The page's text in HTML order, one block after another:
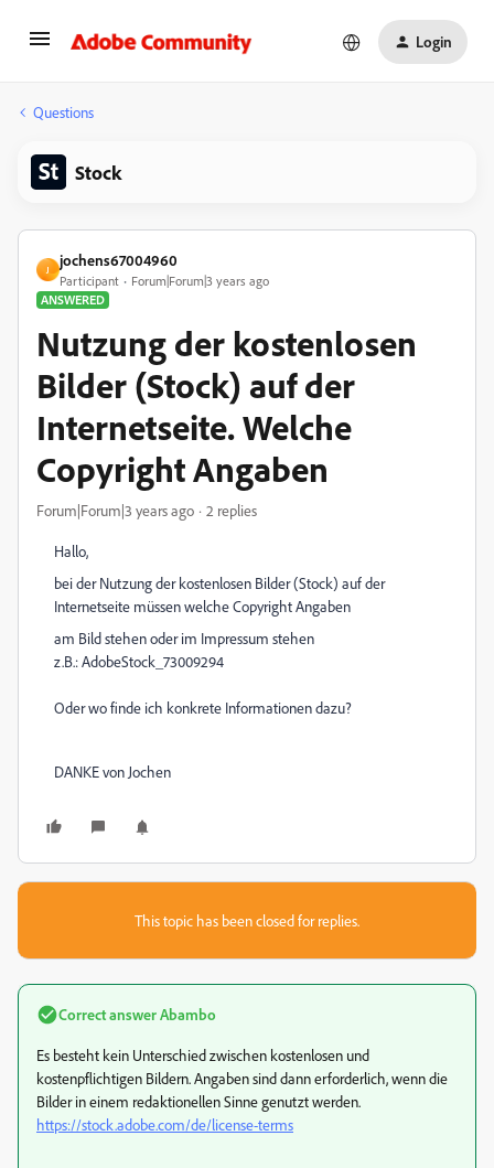
Login
Questions
Stock
J
jochens67004960
Participant
Forum|Forum|3 years ago
ANSWERED
Nutzung der kostenlosen
Bilder (Stock) auf der
Internetseite. Welche
Copyright Angaben
Forum|Forum|3 years ago 2 replies
Hallo,
bei der Nutzung der kostenlosen Bilder (Stock) auf der
Internetseite müssen welche Copyright Angaben
am Bild stehen oder im Impressum stehen
z.B.: AdobeStock_73009294
Oder wo finde ich konkrete Informationen dazu?
DANKE von Jochen
This topic has been closed for replies.
Correct answerAbambo
Es besteht kein Unterschied zwischen kostenlosen und
kostenpflichtigen Bildern. Angaben sind dann erforderlich, wenn die
Bilder in einem redaktionellen Sinne genutzt werden.
https://stock.adobe.com/de/license-terms